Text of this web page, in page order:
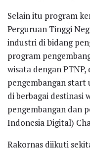
Selain itu program
Perguruan Tinggi
industri di bidang
program
wisata dengan
pengembangan
di berbagai destinasi
pengembangan dan
Indonesia Digital)
Rakornas diikuti